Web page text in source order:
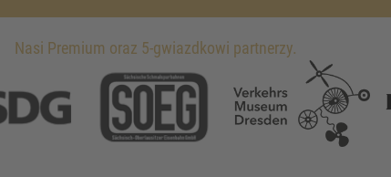
Nasi Premium oraz 5-gwiazdkowi partnerzy.